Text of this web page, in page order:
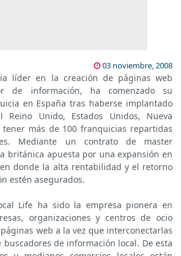
03 noviembre, 2008
líder en la creación de páginas web
de información, ha comenzado su
en España tras haberse implantado
Reino Unido, Estados Unidos, Nueva
tener más de 100 franquicias repartidas
Mediante un contrato de master
británica apuesta por una expansión en
donde la alta rentabilidad y el retorno
estén asegurados.
Life ha sido la empresa pionera en
organizaciones y centros de ocio
web a la vez que interconectarlas
de información local. De esta